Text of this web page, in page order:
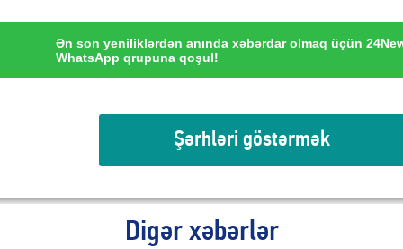
Ən son yeniliklərdən anında xəbərdar olmaq üçün
WhatsApp qrupuna qoşul!
Şərhləri göstərmək
Digər xəbərlər